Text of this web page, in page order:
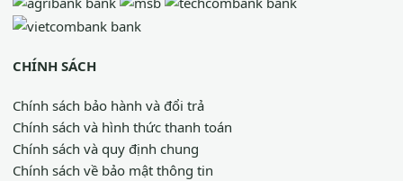
CHÍNH SÁCH
Chính sách bảo hành và đổi trả
Chính sách và hình thức thanh toán
Chính sách và quy định chung
Chính sách về bảo mật thông tin